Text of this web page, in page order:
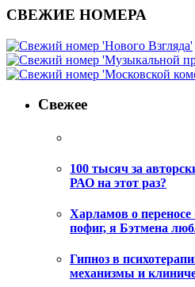
СВЕЖИЕ НОМЕРА
Свежее
100 тысяч за
РАО на этот раз?
Харламов о
пофиг, я Бэтмена
Гипноз в
механизмы и